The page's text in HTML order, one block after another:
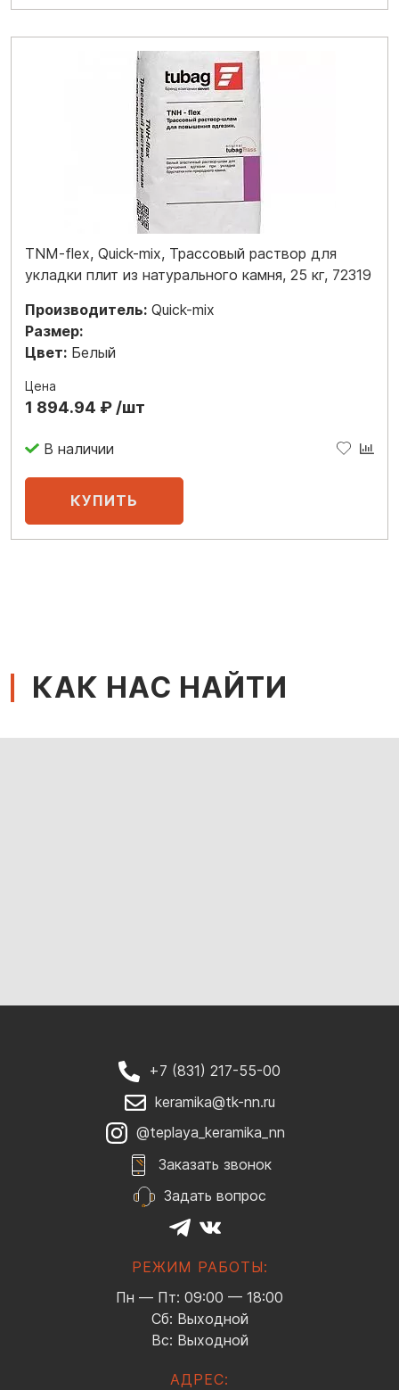
TNM-flex, Quick-mix, Трассовый раствор для
укладки плит из натурального камня, 25 кг, 72319
Производитель: Quick-mix
Размер:
Цвет: Белый
Цена
1 894.94 ₽ /шт
В наличии
КАК НАС НАЙТИ
+7 (831) 217-55-00
keramika@tk-nn.ru
@teplaya_keramika_nn
Заказать звонок
Задать вопрос
РЕЖИМ РАБОТЫ:
Пн — Пт: 09:00 — 18:00
Сб: Выходной
Вс: Выходной
АДРЕС: